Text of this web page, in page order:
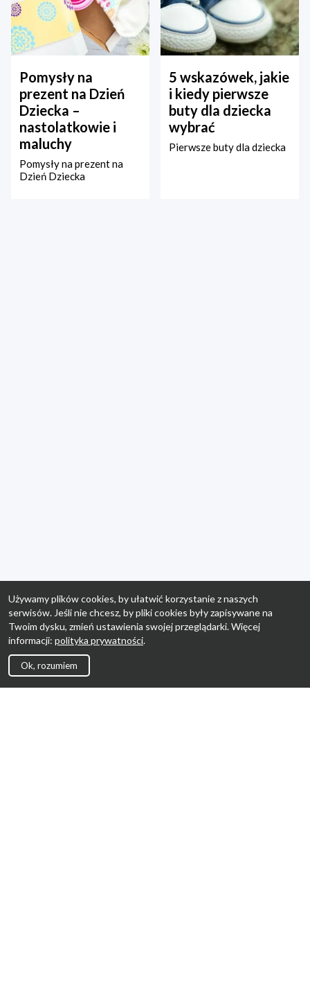
Pomysły na
prezent na Dzień
Dziecka –
nastolatkowie i
maluchy
Pomysły na prezent na
Dzień Dziecka
5 wskazówek, jakie
i kiedy pierwsze
buty dla dziecka
wybrać
Pierwsze buty dla dziecka
Używamy plików cookies, by ułatwić korzystanie z naszych
serwisów. Jeśli nie chcesz, by pliki cookies były zapisywane na
Twoim dysku, zmień ustawienia swojej przeglądarki. Więcej
informacji: polityka prywatności.
Ok, rozumiem